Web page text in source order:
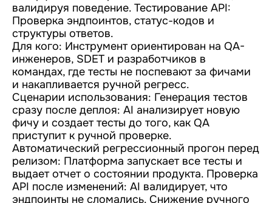
валидируя поведение. Тестирование API:
Проверка эндпоинтов, статус-кодов и
структуры ответов.
Для кого: Инструмент ориентирован на QA-
инженеров, SDET и разработчиков в
командах, где тесты не поспевают за фичами
и накапливается ручной регресс.
Сценарии использования: Генерация тестов
сразу после деплоя: AI анализирует новую
фичу и создает тесты до того, как QA
приступит к ручной проверке.
Автоматический регрессионный прогон перед
релизом: Платформа запускает все тесты и
выдает отчет о состоянии продукта. Проверка
API после изменений: AI валидирует, что
эндпоинты не сломались. Снижение ручного